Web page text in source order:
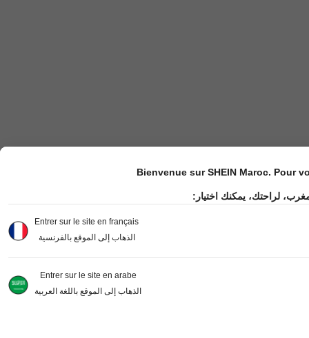
Bienvenue sur SHEIN Maroc. Pour
لراحتك، يمكنك اختيار:
Entrer sur le site en français
الذهاب إلى الموقع بالفرنسية
Entrer sur le site en arabe
الذهاب إلى الموقع باللغة العربية